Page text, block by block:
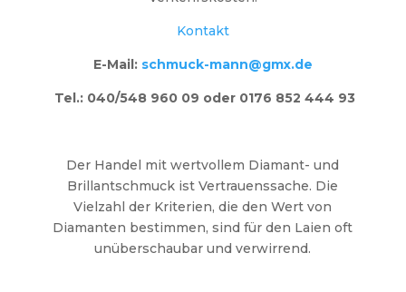
Kontakt
E-Mail: schmuck-mann@gmx.de
Tel.: 040/548 960 09 oder 0176 852 444 93
Der Handel mit wertvollem Diamant- und
Brillantschmuck ist Vertrauenssache. Die
Vielzahl der Kriterien, die den Wert von
Diamanten bestimmen, sind für den Laien oft
unüberschaubar und verwirrend.